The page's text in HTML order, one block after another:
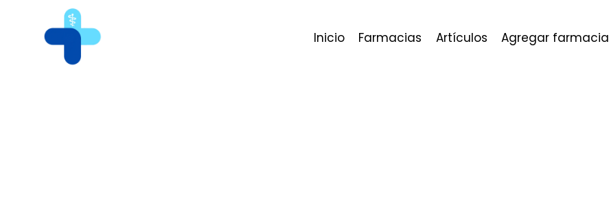
Inicio Farmacias Artículos Agregar farmacia